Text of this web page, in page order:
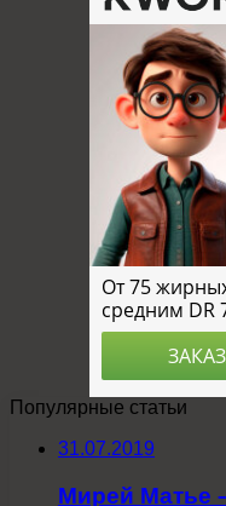
Популярные статьи
31.07.2019
Мирей Матье